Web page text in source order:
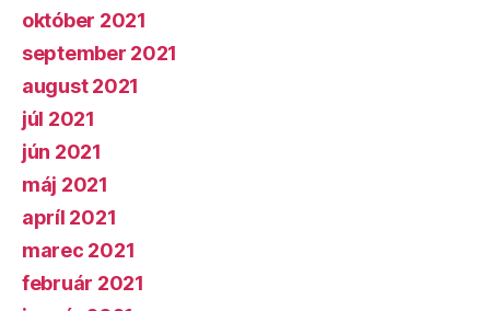
október 2021
september 2021
august 2021
júl 2021
jún 2021
máj 2021
apríl 2021
marec 2021
február 2021